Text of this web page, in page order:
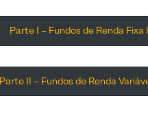
Parte I – Fundos de Renda
Parte II – Fundos de Renda